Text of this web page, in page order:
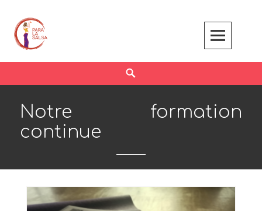
content
Notre formation
continue